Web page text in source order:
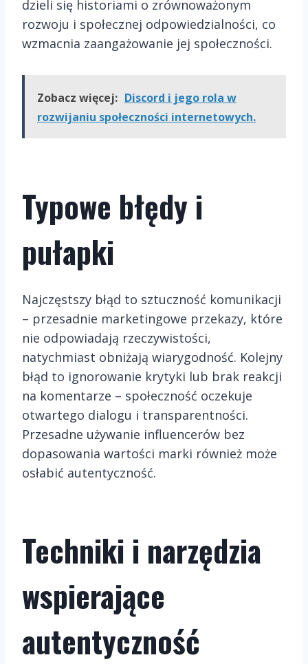
dzieli się historiami o zrównoważonym
rozwoju i społecznej odpowiedzialności, co
wzmacnia zaangażowanie jej społeczności.
Zobacz więcej: Discord i jego rola w
rozwijaniu społeczności internetowych.
Typowe błędy i
pułapki
Najczęstszy błąd to sztuczność komunikacji
– przesadnie marketingowe przekazy, które
nie odpowiadają rzeczywistości,
natychmiast obniżają wiarygodność. Kolejny
błąd to ignorowanie krytyki lub brak reakcji
na komentarze – społeczność oczekuje
otwartego dialogu i transparentności.
Przesadne używanie influencerów bez
dopasowania wartości marki również może
osłabić autentyczność.
Techniki i narzędzia
wspierające
autentyczność